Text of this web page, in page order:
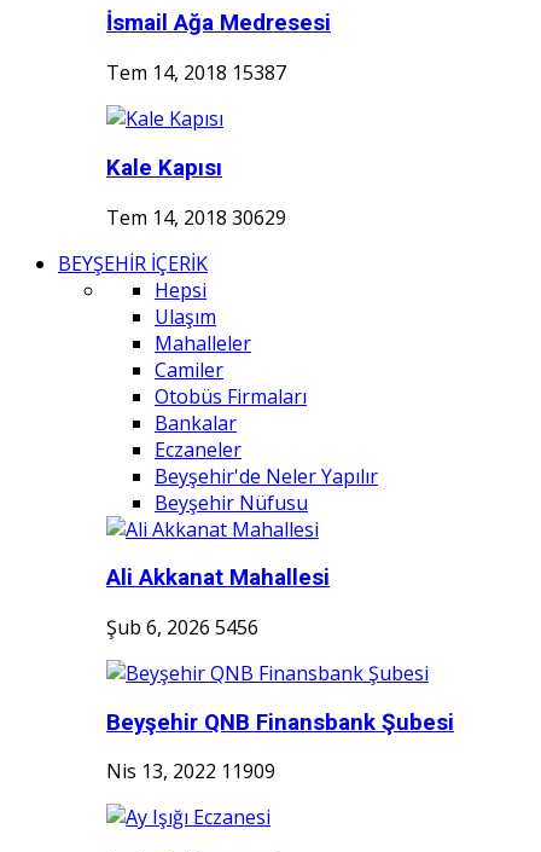
İsmail Ağa Medresesi
Tem 14, 2018 15387
Kale Kapısı
Tem 14, 2018 30629
BEYŞEHİR İÇERİK
Hepsi
Ulaşım
Mahalleler
Camiler
Otobüs Firmaları
Bankalar
Eczaneler
Beyşehir'de Neler Yapılır
Beyşehir Nüfusu
Ali Akkanat Mahallesi
Şub 6, 2026 5456
Beyşehir QNB Finansbank Şubesi
Nis 13, 2022 11909